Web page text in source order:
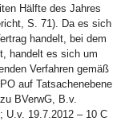
Hälfte des Jahres
S. 71). Da es sich
handelt, bei dem
handelt es sich um
Verfahren gemäß
auf Tatsachenebene
BVerwG, B.v.
U.v. 19.7.2012 – 10 C